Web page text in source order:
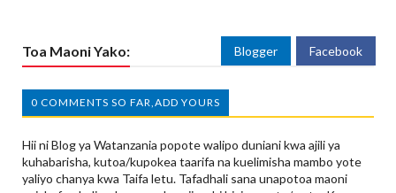
Toa Maoni Yako: Blogger Facebook
0 COMMENTS SO FAR,ADD YOURS
Hii ni Blog ya Watanzania popote walipo duniani kwa ajili ya
kuhabarisha, kutoa/kupokea taarifa na kuelimisha mambo yote
yaliyo chanya kwa Taifa letu. Tafadhali sana unapotoa maoni